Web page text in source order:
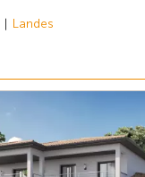
Landes